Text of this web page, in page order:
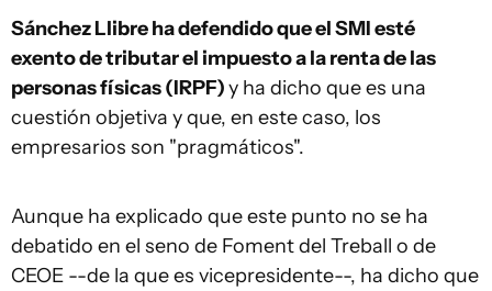
Sánchez Llibre ha defendido que el SMI esté
exento de tributar el impuesto a la renta de las
personas físicas (IRPF)y ha dicho que es una
cuestión objetiva y que, en este caso, los
empresarios son "pragmáticos".
Aunque ha explicado que este punto no se ha
debatido en el seno de Foment del Treball o de
CEOE --de la que es vicepresidente--, ha dicho que